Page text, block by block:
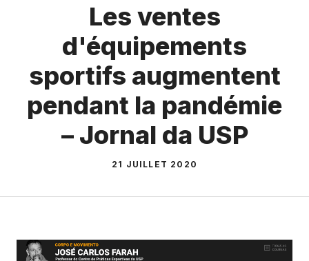
Les ventes
d'équipements
sportifs augmentent
pendant la pandémie
– Jornal da USP
21 JUILLET 2020